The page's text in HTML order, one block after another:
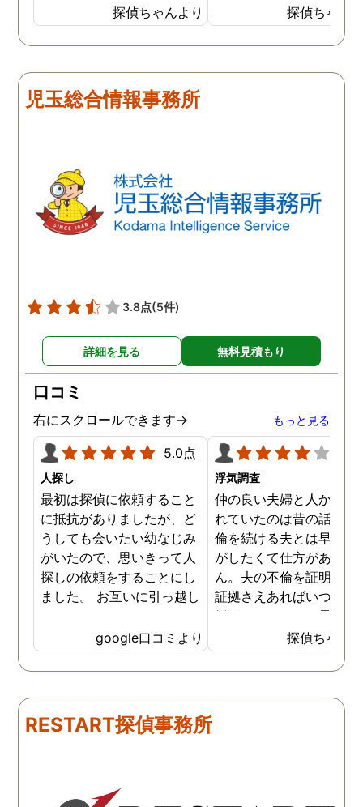
頼したことがあるとのこと
でした。その手があったか
と思い、普段私も旦那の浮
依頼してみることにしまし
た。探偵への依頼は思いの
とのこと。旦那の行動が怪
しいと思われる日に調査を
依頼すると、数日後には調
のかワクワクしながら探偵
社に向かうと、旦那の浮気
の実態がレポートや写真、
動画データで明らかにされ
ていました。お試しのつも
りで依頼した浮気調査でし
たが、想像以上に精度に正
直驚かされました。
探偵ちゃんより
いに探偵に夫の浮気調査
依頼してしまいました。
んなことが夫にバレたら
せんが、万が一夫が浮気
んでしたがやはり女性か
の人気は凄いらしく、頻
て頂きました。
探偵ちゃん
児玉総合情報事務所
3.8点(5件)
詳細を見る 無料見積もり
口コミ
右にスクロールできます→ もっと見る
5.0点
人探し
最初は探偵に依頼すること
に抵抗がありましたが、ど
うしても会いたい幼なじみ
がいたので、思いきって人
探しの依頼をすることにし
ました。 お互いに引っ越し
いる情報も少なかったの
で、難しいかなと思ってい
たのですが、見事に探して
ました。うれしくてお互い
に涙の再会でした。 対応し
玉総合情報事務所さんに依
google口コミより
浮気調査
仲の良い夫婦と人から言
れていたのは昔の話で、
倫を続ける夫とは早く離
がしたくて仕方がありま
ん。夫の不倫を証明でき
証拠さえあればいつでも
婚ができるのにと愚痴を
ぼしていると、姉が探偵
不倫の証拠集めを依頼し
くれました。探偵事務所
にも関わらず、相談員の
探偵ちゃん
RESTART探偵事務所